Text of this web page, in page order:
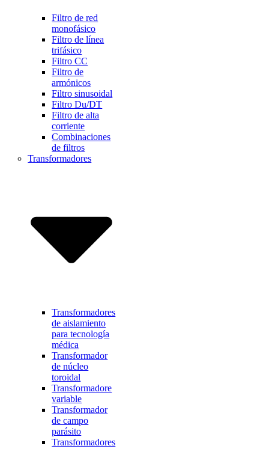
Filtro de red
monofásico
Filtro de línea
trifásico
Filtro CC
Filtro de
armónicos
Filtro sinusoidal
Filtro Du/DT
Filtro de alta
corriente
Combinaciones
de filtros
Transformadores
Transformadores
de aislamiento
para tecnología
médica
Transformador
de núcleo
toroidal
Transformadore
variable
Transformador
de campo
parásito
Transformadores